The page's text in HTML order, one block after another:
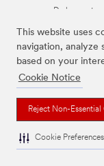
This website uses
navigation, analyze
based on your
Cookie Notice
Reject Non-
Cookie Preferences
De